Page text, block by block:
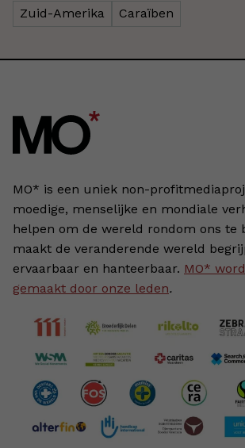
Zuid-Amerika Caraïben
MO* is een uniek non-
moedige, menselijke en mondiale
helpen om de wereld rondom ons te
maakt de veranderende wereld
ervaarbaar en hanteerbaar. MO*
gemaakt door onze leden.